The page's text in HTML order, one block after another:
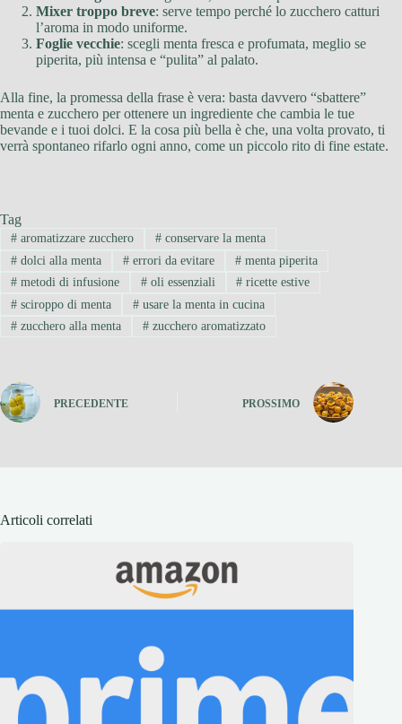
Mixer troppo breve: serve tempo perché lo zucchero catturi
l’aroma in modo uniforme.
Foglie vecchie: scegli menta fresca e profumata, meglio se
piperita, più intensa e “pulita” al palato.
Alla fine, la promessa della frase è vera: basta davvero “sbattere”
menta e zucchero per ottenere un ingrediente che cambia le tue
bevande e i tuoi dolci. E la cosa più bella è che, una volta provato, ti
verrà spontaneo rifarlo ogni anno, come un piccolo rito di fine estate.
Tag
#aromatizzare zucchero #conservare la menta
#dolci alla menta #errori da evitare # menta piperita
#metodi di infusione #oli essenziali # ricette estive
#sciroppo di menta #usare la menta in cucina
#zucchero alla menta #zucchero aromatizzato
PRECEDENTE PROSSIMO
Articoli correlati